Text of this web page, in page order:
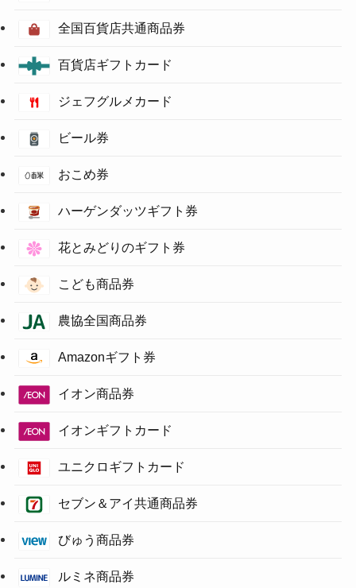
全国百貨店共通商品券
百貨店ギフトカード
ジェフグルメカード
ビール券
おこめ券
ハーゲンダッツギフト券
花とみどりのギフト券
こども商品券
農協全国商品券
Amazonギフト券
イオン商品券
イオンギフトカード
ユニクロギフトカード
セブン＆アイ共通商品券
びゅう商品券
ルミネ商品券